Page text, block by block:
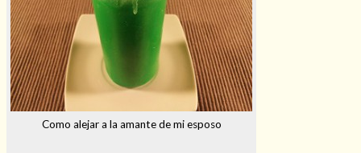
Como alejar a la amante de mi esposo